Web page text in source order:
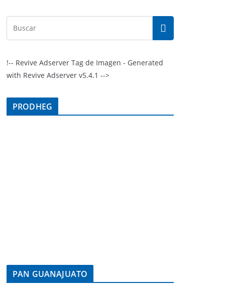
!-- Revive Adserver Tag de Imagen - Generated
with Revive Adserver v5.4.1 -->
PRODHEG
PAN GUANAJUATO